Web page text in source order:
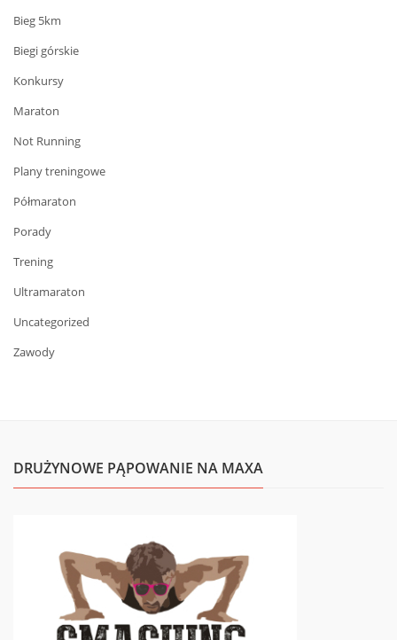
Bieg 5km
Biegi górskie
Konkursy
Maraton
Not Running
Plany treningowe
Półmaraton
Porady
Trening
Ultramaraton
Uncategorized
Zawody
DRUŻYNOWE PĄPOWANIE NA MAXA